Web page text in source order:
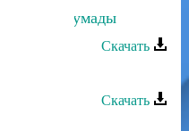
Цумады
Скачать
Скачать